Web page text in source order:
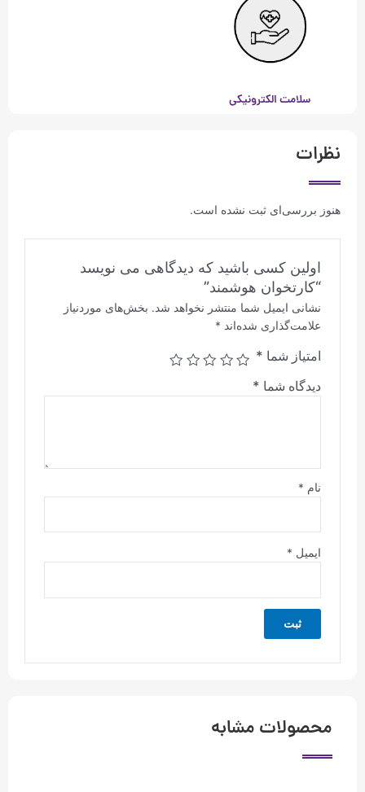
سلامت الکترونیکی
نظرات
هنوز بررسی‌ای ثبت نشده است.
اولین کسی باشید که دیدگاهی می نویسد
“کارتخوان هوشمند”
نشانی ایمیل شما منتشر نخواهد شد. بخش‌های موردنیاز
علامت‌گذاری شده‌اند *
امتیاز شما *
دیدگاه شما *
نام *
ایمیل *
محصولات مشابه